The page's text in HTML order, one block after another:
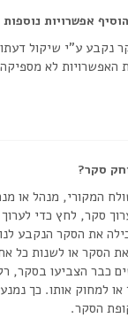
אפשרויות נוספות
ע"י שיקול דעתו
לא מספיקה לך,
מנהל או מנהל
סקר, לחץ כדי לערוך את
את הסקר הנקבע
או לשנות כל אחת
הצביעו בסקר, רק
אותו. כך נמנע